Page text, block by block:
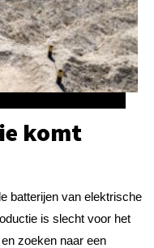
komt
batterijen van elektrische
is slecht voor het
zoeken naar een